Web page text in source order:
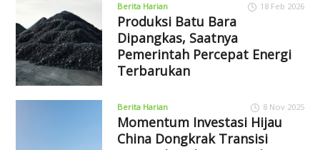
Berita Harian 18 Feb 2026
Produksi Batu Bara
Dipangkas, Saatnya
Pemerintah Percepat Energi
Terbarukan
Berita Harian 8 Nov 2025
Momentum Investasi Hijau
China Dongkrak Transisi